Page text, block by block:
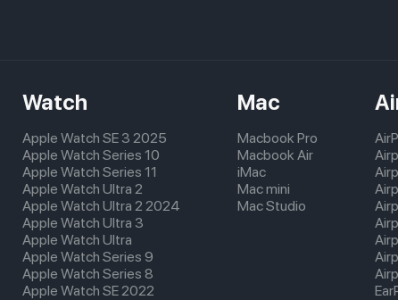
Watch
Apple Watch SE 3 2025
Apple Watch Series 10
Apple Watch Series 11
Apple Watch Ultra 2
Apple Watch Ultra 2 2024
Apple Watch Ultra 3
Apple Watch Ultra
Apple Watch Series 9
Apple Watch Series 8
Apple Watch SE 2022
Mac
Macbook Pro
Macbook Air
iMac
Mac mini
Mac Studio